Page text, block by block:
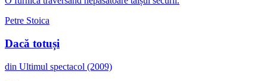
Petre Stoica
Dacă totuși
din Ultimul spectacol (2009)